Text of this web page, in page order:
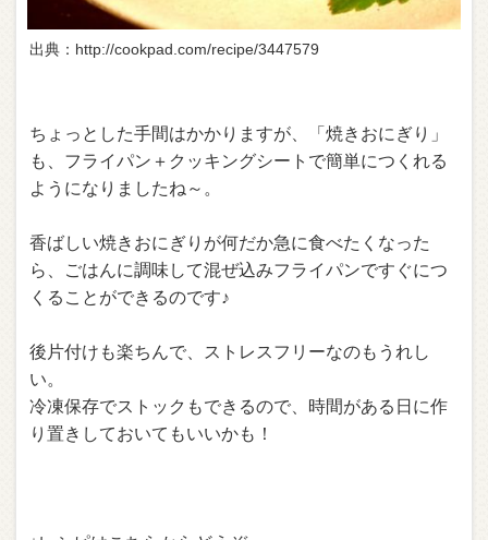
出典：http://cookpad.com/recipe/3447579
ちょっとした手間はかかりますが、「焼きおにぎり」
も、フライパン＋クッキングシートで簡単につくれる
ようになりましたね～。
香ばしい焼きおにぎりが何だか急に食べたくなった
ら、ごはんに調味して混ぜ込みフライパンですぐにつ
くることができるのです♪
後片付けも楽ちんで、ストレスフリーなのもうれし
い。
冷凍保存でストックもできるので、時間がある日に作
り置きしておいてもいいかも！